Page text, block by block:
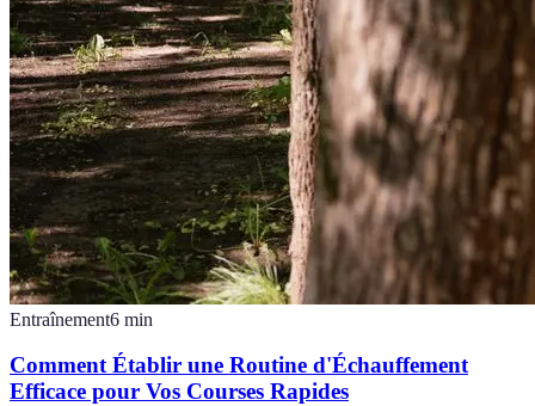
Entraînement6 min
Comment Établir une Routine d'Échauffement
Efficace pour Vos Courses Rapides